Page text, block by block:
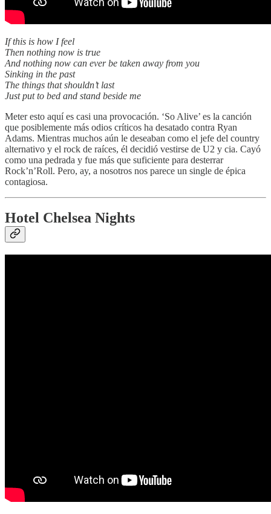
If this is how I feel
Then nothing now is true
And nothing now can ever be taken away from you
Sinking in the past
The things that shouldn’t last
Just put to bed and stand beside me
Meter esto aquí es casi una provocación. ‘So Alive’ es la canción
que posiblemente más odios críticos ha desatado contra Ryan
Adams. Mientras muchos aún le deseaban como el jefe del country
alternativo y el rock de raíces, él decidió vestirse de U2 y cia. Cayó
como una pedrada y fue más que suficiente para desterrar
Rock’n’Roll. Pero, ay, a nosotros nos parece un single de épica
contagiosa.
Hotel Chelsea Nights